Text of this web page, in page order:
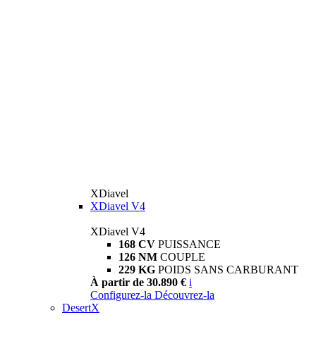
XDiavel
XDiavel V4
XDiavel V4
168 CV PUISSANCE
126 NM COUPLE
229 KG POIDS SANS CARBURANT
À partir de 30.890 € i
Configurez-la Découvrez-la
DesertX